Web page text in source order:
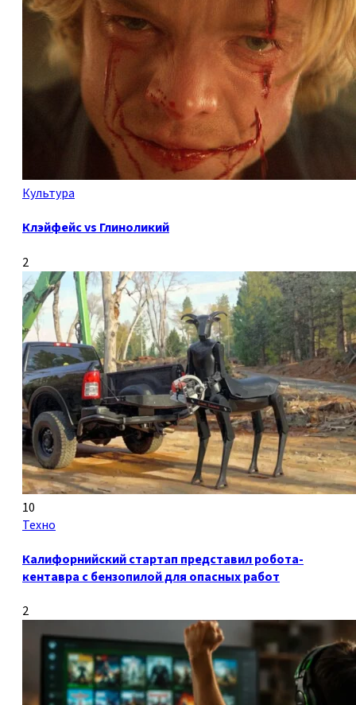
Культура
Клэйфейс vs Глиноликий
2
10
Техно
Калифорнийский стартап представил робота-
кентавра с бензопилой для опасных работ
2